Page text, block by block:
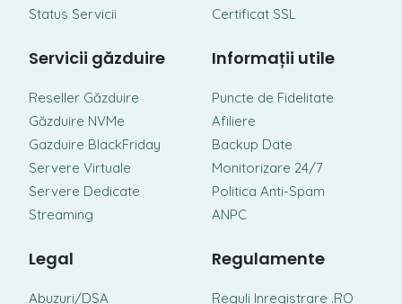
Status Servicii
Certificat SSL
Servicii găzduire
Reseller Găzduire
Găzduire NVMe
Gazduire BlackFriday
Servere Virtuale
Servere Dedicate
Streaming
Informații utile
Puncte de Fidelitate
Afiliere
Backup Date
Monitorizare 24/7
Politica Anti-Spam
ANPC
Legal
Abuzuri/DSA
Regulamente
Reguli Inregistrare .RO